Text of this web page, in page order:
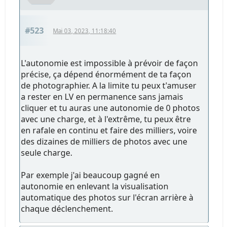
#523 Mai 03, 2023, 11:18:40
L'autonomie est impossible à prévoir de façon
précise, ça dépend énormément de ta façon
de photographier. A la limite tu peux t'amuser
a rester en LV en permanence sans jamais
cliquer et tu auras une autonomie de 0 photos
avec une charge, et à l'extrême, tu peux être
en rafale en continu et faire des milliers, voire
des dizaines de milliers de photos avec une
seule charge.
Par exemple j'ai beaucoup gagné en
autonomie en enlevant la visualisation
automatique des photos sur l'écran arrière à
chaque déclenchement.